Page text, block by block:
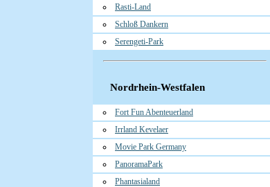
Rasti-Land
Schloß Dankern
Serengeti-Park
Nordrhein-Westfalen
Fort Fun Abenteuerland
Irrland Kevelaer
Movie Park Germany
PanoramaPark
Phantasialand